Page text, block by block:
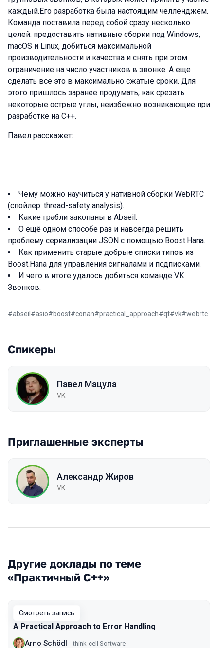
каждый.Его разработка была настоящим челленджем.
Команда поставила перед собой сразу несколько
целей: предоставить нативные сборки под Windows,
macOS и Linux, добиться максимальной
производительности и качества и снять при этом
ограничение на число участников в звонке. А еще
сделать все это в максимально сжатые сроки. Для
этого пришлось заранее продумать, как срезать
некоторые острые углы, неизбежно возникающие при
разработке на C++.
Павел расскажет:
Чему можно научиться у нативной сборки WebRTC
(спойлер: thread-safety analysis).
Какие грабли закопаны в Abseil.
О ещё одном способе раз и навсегда решить
проблему сериализации JSON с помощью Boost.Hana.
Как применить старые добрые списки типов из
Boost.Hana для управления сигналами и подписками.
И чего в итоге удалось добиться команде VK
Звонков.
#abseil #asio#boost#conan#practical_approach#qt#vk#webrtc
Спикеры
Павел Мацула
VK
Приглашенные эксперты
Александр Жиров
VK
Другие доклады по теме
«Практичный C++»
Смотреть запись
A Practical Approach to Error Handling
Arno Schödl think-cell Software